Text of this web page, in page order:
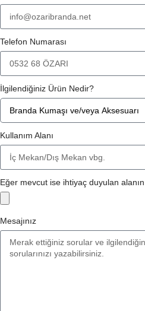
Telefon Numarası
İlgilendiğiniz Ürün Nedir?
Kullanım Alanı
Eğer mevcut ise ihtiyaç duyulan
Mesajınız